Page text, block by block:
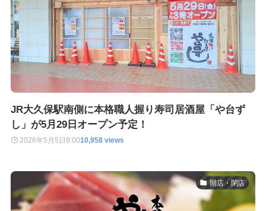
JR大久保駅南側に本格職人握り寿司居酒屋「や台ず
し」が5月29日オープン予定！
2026年5月5日9:0010,958 views
開店・閉店